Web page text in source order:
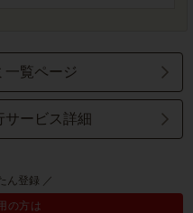
一覧ページ
ービス詳細
ん登録 ／
の方は